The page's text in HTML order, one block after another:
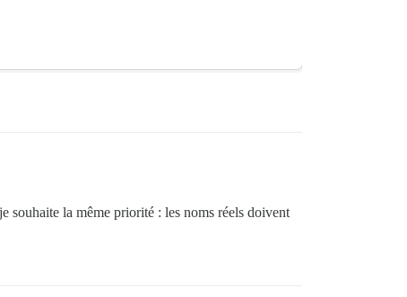
souhaite la même priorité : les noms réels doivent